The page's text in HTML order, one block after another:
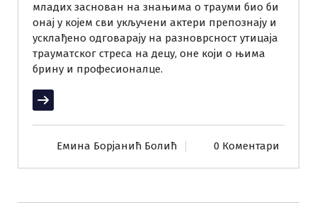
младих заснован на знањима о трауми био би
онај у којем сви укључени актери препознају и
усклађено одговарају на разноврсност утицаја
трауматског стреса на децу, оне који о њима
брину и професионалце.
Прочитај више
Емина Борјанић Болић 0 Коментари